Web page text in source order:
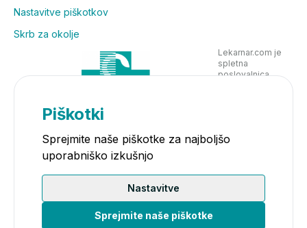
Nastavitve piškotkov
Skrb za okolje
Lekarnar.com je
spletna
poslovalnica
Piškotki
Sprejmite naše piškotke za najboljšo
uporabniško izkušnjo
Nastavitve
Sprejmite naše piškotke